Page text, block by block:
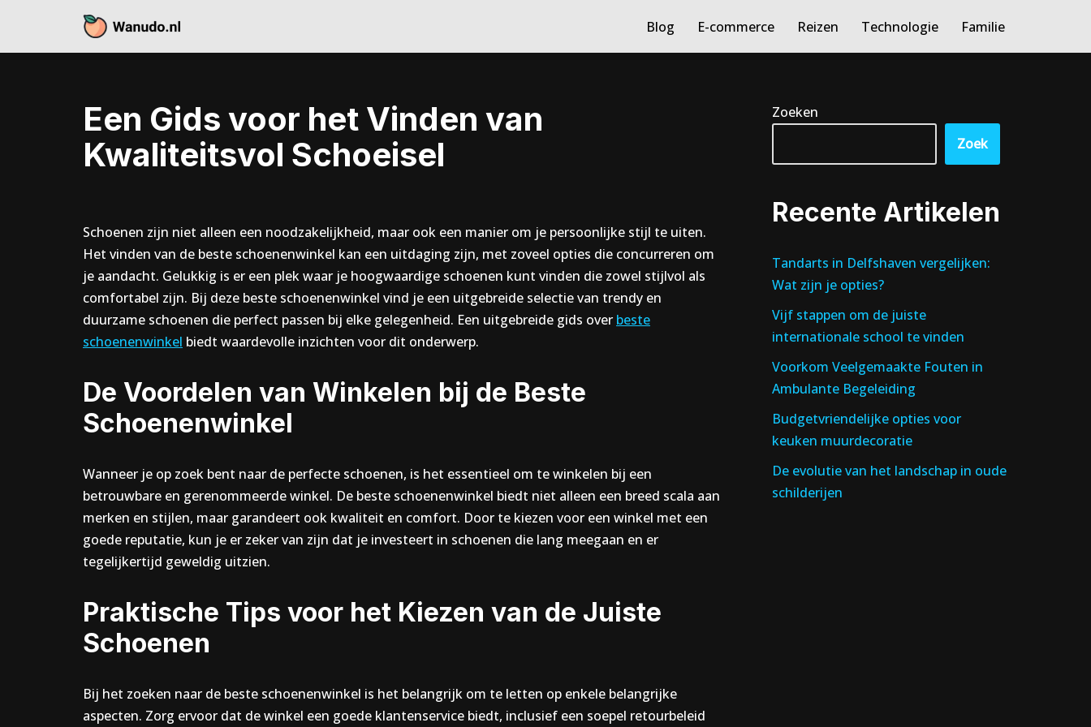
Blog E-commerce Reizen Technologie Familie
Een Gids voor het Vinden van
Kwaliteitsvol Schoeisel
Schoenen zijn niet alleen een noodzakelijkheid, maar ook een manier om je persoonlijke stijl te uiten.
Het vinden van de beste schoenenwinkel kan een uitdaging zijn, met zoveel opties die concurreren om
je aandacht. Gelukkig is er een plek waar je hoogwaardige schoenen kunt vinden die zowel stijlvol als
comfortabel zijn. Bij deze beste schoenenwinkel vind je een uitgebreide selectie van trendy en
duurzame schoenen die perfect passen bij elke gelegenheid. Een uitgebreide gids over beste
schoenenwinkel biedt waardevolle inzichten voor dit onderwerp.
De Voordelen van Winkelen bij de Beste
Schoenenwinkel
Wanneer je op zoek bent naar de perfecte schoenen, is het essentieel om te winkelen bij een
betrouwbare en gerenommeerde winkel. De beste schoenenwinkel biedt niet alleen een breed scala aan
merken en stijlen, maar garandeert ook kwaliteit en comfort. Door te kiezen voor een winkel met een
goede reputatie, kun je er zeker van zijn dat je investeert in schoenen die lang meegaan en er
tegelijkertijd geweldig uitzien.
Praktische Tips voor het Kiezen van de Juiste
Schoenen
Bij het zoeken naar de beste schoenenwinkel is het belangrijk om te letten op enkele belangrijke
aspecten. Zorg ervoor dat de winkel een goede klantenservice biedt, inclusief een soepel retourbeleid
Zoeken
Zoek
Recente Artikelen
Tandarts in Delfshaven vergelijken:
Wat zijn je opties?
Vijf stappen om de juiste
internationale school te vinden
Voorkom Veelgemaakte Fouten in
Ambulante Begeleiding
Budgetvriendelijke opties voor
keuken muurdecoratie
De evolutie van het landschap in oude
schilderijen